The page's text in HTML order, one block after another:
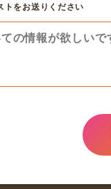
トをお送りください